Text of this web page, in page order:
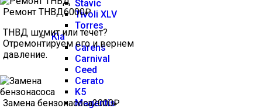
Stavic
Tivoli XLV
Torres
Kia
Carens
Carnival
Ceed
Cerato
K5
Magentis
Ремонт ТНВД6000₽
ТНВД шумит или течет?
Отремонтируем его и вернем
давление.
Замена бензонасоса2000₽